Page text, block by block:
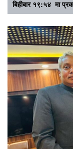
बिहीबार १९:५४ मा